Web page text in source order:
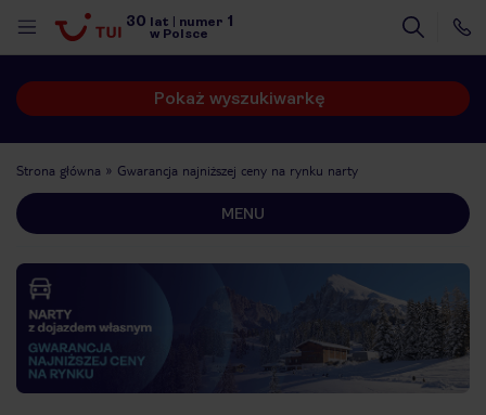
30 lat numer 1
w Polsce
Pokaż wyszukiwarkę
Strona główna Gwarancja najniższej ceny na rynku narty
MENU